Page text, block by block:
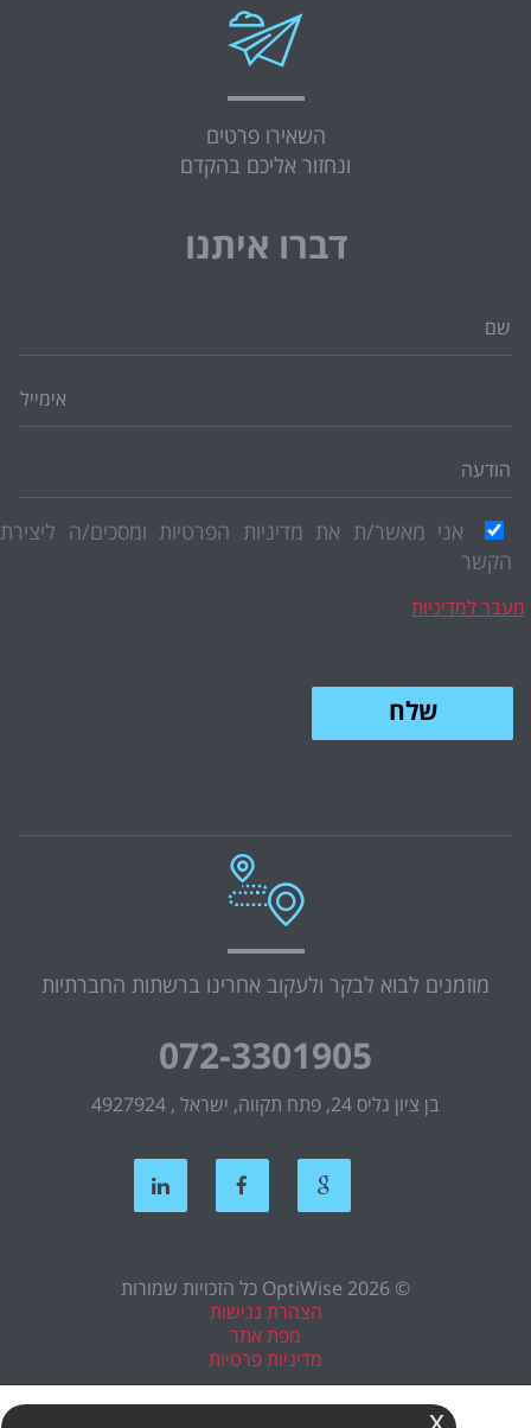
השאירו פרטים
ונחזור אליכם בהקדם
דברו איתנו
אני מאשר/ת את מדיניות הפרטיות ומסכים/ה ליצירת
הקשר
למדיניות
מוזמנים לבוא לבקר ולעקוב אחרינו ברשתות החברתיות
072-3301905
בן ציון גליס 24, פתח תקווה, ישראל , 4927924
© OptiWise 2026 כל הזכויות שמורות
הצהרת נגישות
מפת אתר
מדיניות פרטיות
x